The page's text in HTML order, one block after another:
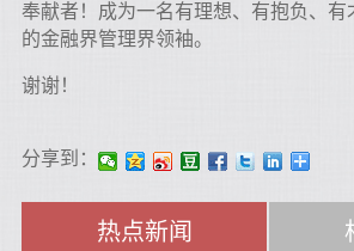
奉献者！成为一名有理想、有抱负、有
的金融界管理界领袖。
谢谢！
分享到：
热点新闻